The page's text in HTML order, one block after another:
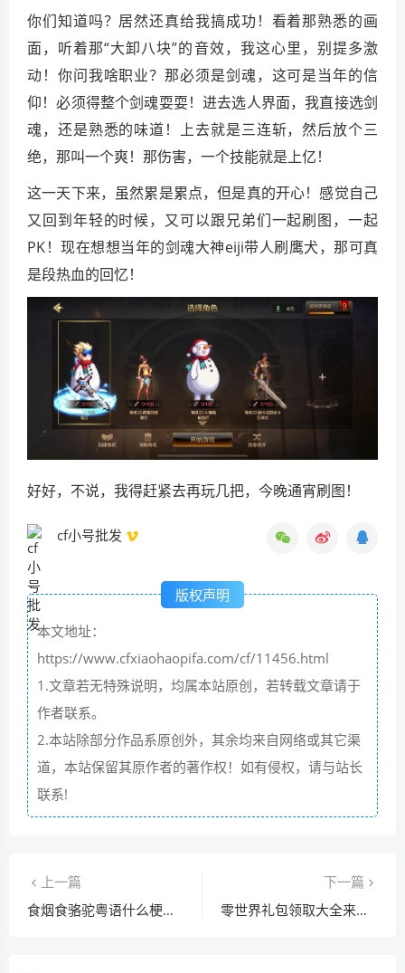
你们知道吗？居然还真给我搞成功！看着那熟悉的画
面，听着那“大卸八块”的音效，我这心里，别提多激
动！你问我啥职业？那必须是剑魂，这可是当年的信
仰！必须得整个剑魂耍耍！进去选人界面，我直接选剑
魂，还是熟悉的味道！上去就是三连斩，然后放个三
绝，那叫一个爽！那伤害，一个技能就是上亿！
这一天下来，虽然累是累点，但是真的开心！感觉自己
又回到年轻的时候，又可以跟兄弟们一起刷图，一起
PK！现在想想当年的剑魂大神eiji带人刷鹰犬，那可真
是段热血的回忆！
好好，不说，我得赶紧去再玩几把，今晚通宵刷图！
cf小号批发
版权声明
本文地址：
https://www.cfxiaohaopifa.com/cf/11456.html
1.文章若无特殊说明，均属本站原创，若转载文章请于
作者联系。
2.本站除部分作品系原创外，其余均来自网络或其它渠
道，本站保留其原作者的著作权！如有侵权，请与站长
联系!
上一篇
食烟食骆驼粤语什么梗？这句话原来是这样来的！
下一篇
零世界礼包领取大全来了！新手老玩家都需要的福利！